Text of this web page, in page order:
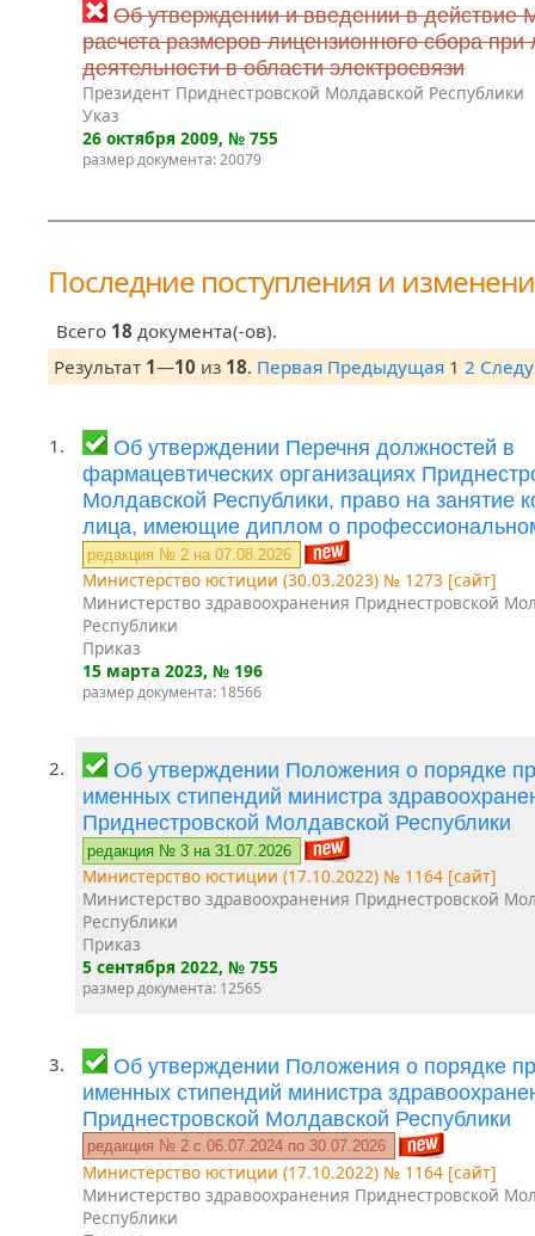
Об утверждении и введении в действие
расчета размеров лицензионного сбора
деятельности в области электросвязи
Президент Приднестровской Молдавской Республики
Указ
26 октября 2009, № 755
размер документа: 20079
Последние поступления и
Всего 18 документа(-ов).
Результат 1—10 из 18. Первая Предыдущая 1 2
1.
Об утверждении Перечня должностей в
фармацевтических организациях
Молдавской Республики, право на занятие
лица, имеющие диплом о
редакция № 2 на 07.08.2026
Министерство юстиции (30.03.2023) № 1273 [сайт]
Министерство здравоохранения Приднестровской
Республики
Приказ
15 марта 2023, № 196
размер документа: 18566
2.
Об утверждении Положения о порядке
именных стипендий министра
Приднестровской Молдавской Республики
редакция № 3 на 31.07.2026
Министерство юстиции (17.10.2022) № 1164 [сайт]
Министерство здравоохранения Приднестровской
Республики
Приказ
5 сентября 2022, № 755
размер документа: 12565
3.
Об утверждении Положения о порядке
именных стипендий министра
Приднестровской Молдавской Республики
редакция № 2 c 06.07.2024 по 30.07.2026
Министерство юстиции (17.10.2022) № 1164 [сайт]
Министерство здравоохранения Приднестровской
Республики